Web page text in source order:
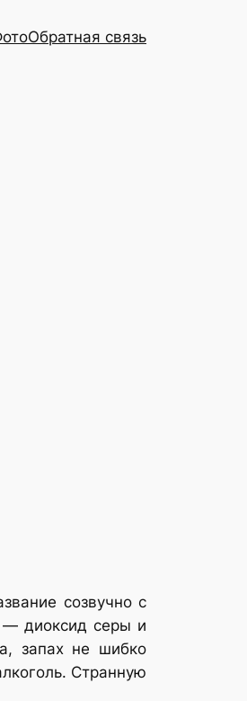
Обратная связь
созвучно с
диоксид серы и
запах не шибко
Странную